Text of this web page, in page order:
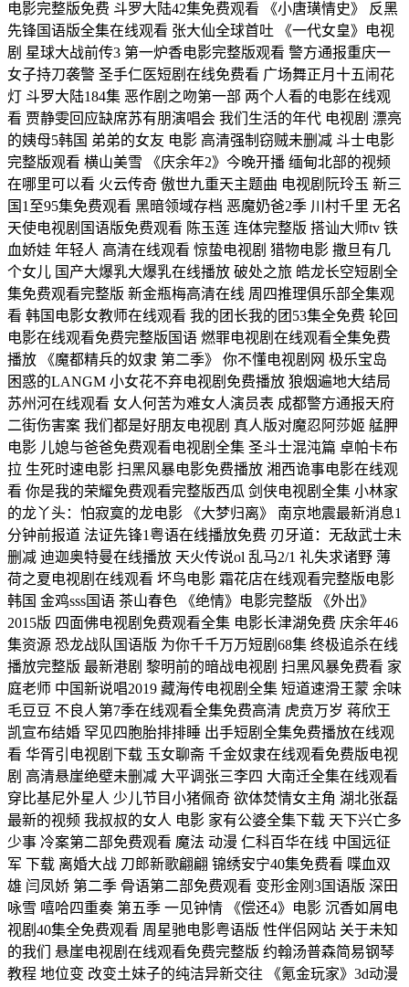
电影完整版免费 斗罗大陆42集免费观看 《小唐璜情史》 反黑
先锋国语版全集在线观看 张大仙全球首吐 《一代女皇》电视
剧 星球大战前传3 第一炉香电影完整版观看 警方通报重庆一
女子持刀袭警 圣手仁医短剧在线免费看 广场舞正月十五闹花
灯 斗罗大陆184集 恶作剧之吻第一部 两个人看的电影在线观
看 贾静雯回应缺席苏有朋演唱会 我们生活的年代 电视剧 漂亮
的姨母5韩国 弟弟的女友 电影 高清强制窃贼未删减 斗士电影
完整版观看 横山美雪 《庆余年2》今晚开播 缅甸北部的视频
在哪里可以看 火云传奇 傲世九重天主题曲 电视剧阮玲玉 新三
国1至95集免费观看 黑暗领域存档 恶魔奶爸2季 川村千里 无名
天使电视剧国语版免费观看 陈玉莲 连体完整版 搭讪大师tv 铁
血娇娃 年轻人 高清在线观看 惊蛰电视剧 猎物电影 撒旦有几
个女儿 国产大爆乳大爆乳在线播放 破处之旅 皓龙长空短剧全
集免费观看完整版 新金瓶梅高清在线 周四推理俱乐部全集观
看 韩国电影女教师在线观看 我的团长我的团53集全免费 轮回
电影在线观看免费完整版国语 燃罪电视剧在线观看全集免费
播放 《魔都精兵的奴隶 第二季》 你不懂电视剧网 极乐宝岛
困惑的LANGM 小女花不弃电视剧免费播放 狼烟遍地大结局
苏州河在线观看 女人何苦为难女人演员表 成都警方通报天府
二街伤害案 我们都是好朋友电视剧 真人版对魔忍阿莎姬 艋胛
电影 儿媳与爸爸免费观看电视剧全集 圣斗士混沌篇 卓帕卡布
拉 生死时速电影 扫黑风暴电影免费播放 湘西诡事电影在线观
看 你是我的荣耀免费观看完整版西瓜 剑侠电视剧全集 小林家
的龙丫头：怕寂寞的龙电影 《大梦归离》 南京地震最新消息1
分钟前报道 法证先锋1粤语在线播放免费 刃牙道：无敌武士未
删减 迪迦奥特曼在线播放 天火传说ol 乱马2/1 礼失求诸野 薄
荷之夏电视剧在线观看 坏鸟电影 霜花店在线观看完整版电影
韩国 金鸡sss国语 茶山春色 《绝情》电影完整版 《外出》
2015版 四面佛电视剧免费观看全集 电影长津湖免费 庆余年46
集资源 恐龙战队国语版 为你千千万万短剧68集 终极追杀在线
播放完整版 最新港剧 黎明前的暗战电视剧 扫黑风暴免费看 家
庭老师 中国新说唱2019 藏海传电视剧全集 短道速滑王蒙 余味
毛豆豆 不良人第7季在线观看全集免费高清 虎贲万岁 蒋欣王
凯宣布结婚 罕见四胞胎排排睡 出手短剧全集免费播放在线观
看 华胥引电视剧下载 玉女聊斋 千金奴隶在线观看免费版电视
剧 高清悬崖绝壁未删减 大平调张三李四 大南迁全集在线观看
穿比基尼外星人 少儿节目小猪佩奇 欲体焚情女主角 湖北张磊
最新的视频 我叔叔的女人 电影 家有公婆全集下载 天下兴亡多
少事 冷案第二部免费观看 魔法 动漫 仁科百华在线 中国远征
军 下载 离婚大战 刀郎新歌翩翩 锦绣安宁40集免费看 喋血双
雄 闫凤娇 第二季 骨语第二部免费观看 变形金刚3国语版 深田
咏雪 嘻哈四重奏 第五季 一见钟情 《偿还4》电影 沉香如屑电
视剧40集全免费观看 周星驰电影粤语版 性伴侣网站 关于未知
的我们 悬崖电视剧在线观看免费完整版 约翰汤普森简易钢琴
教程 地位变 改变土妹子的纯洁异新交往 《氪金玩家》3d动漫